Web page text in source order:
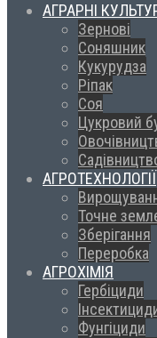
АГРАРНІ
Зернові
Соняшник
Кукурудза
Ріпак
Соя
Цукровий
АГРОТЕХНОЛОГІЇ
Точне
Зберігання
Переробка
АГРОХІМІЯ
Гербіциди
Фунгіциди